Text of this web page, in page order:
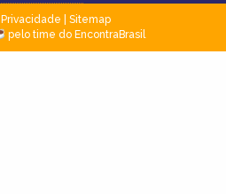
Privacidade
Sitemap
pelo time do EncontraBrasil